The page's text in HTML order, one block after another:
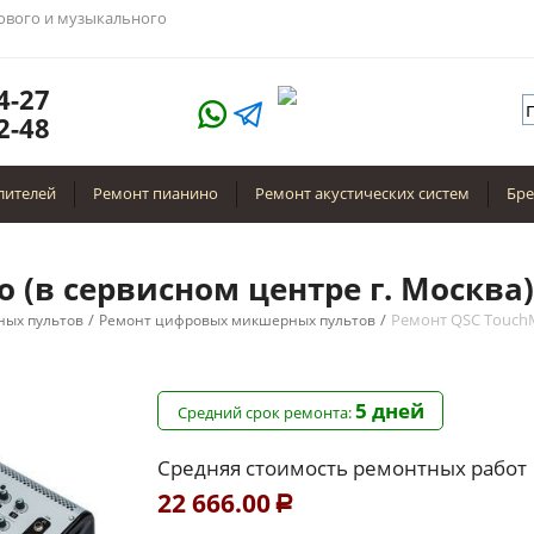
и музыкального
27
48
Ремонт пианино Ремонт акустических систем
(в сервисном центре г. Москва)
пультов / Ремонт цифровых микшерных пультов / Ремонт QSC
Средний срок ремонта:5 дней
Средняя стоимость ремонтных работ
22 666.00 Р